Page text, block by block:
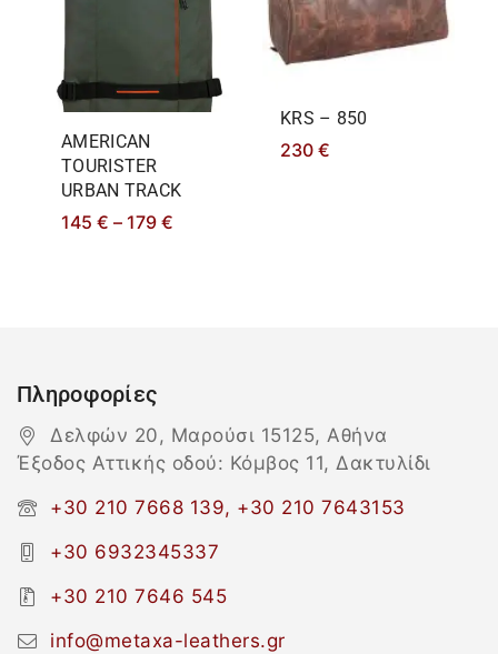
AMERICAN
TOURISTER
URBAN TRACK
145 € – 179 €
KRS – 850
230 €
Πληροφορίες
Δελφών 20, Μαρούσι 15125, Αθήνα
Έξοδος Αττικής οδού: Κόμβος 11, Δακτυλίδι
+30 210 7668 139, +30 210 7643153
+30 6932345337
+30 210 7646 545
info@metaxa-leathers.gr